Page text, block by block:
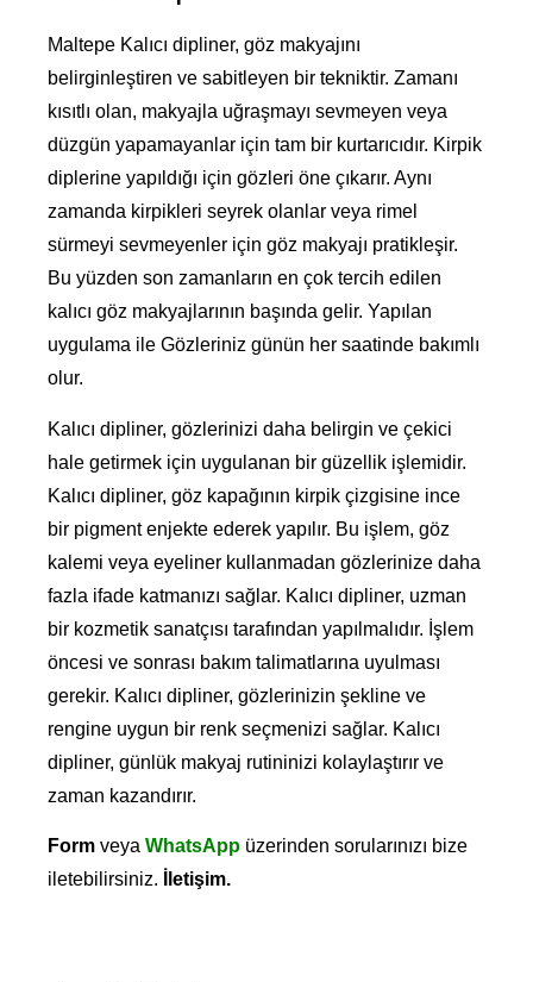
Maltepe Kalıcı dipliner, göz makyajını
belirginleştiren ve sabitleyen bir tekniktir. Zamanı
kısıtlı olan, makyajla uğraşmayı sevmeyen veya
düzgün yapamayanlar için tam bir kurtarıcıdır. Kirpik
diplerine yapıldığı için gözleri öne çıkarır. Aynı
zamanda kirpikleri seyrek olanlar veya rimel
sürmeyi sevmeyenler için göz makyajı pratikleşir.
Bu yüzden son zamanların en çok tercih edilen
kalıcı göz makyajlarının başında gelir. Yapılan
uygulama ile Gözleriniz günün her saatinde bakımlı
olur.
Kalıcı dipliner, gözlerinizi daha belirgin ve çekici
hale getirmek için uygulanan bir güzellik işlemidir.
Kalıcı dipliner, göz kapağının kirpik çizgisine ince
bir pigment enjekte ederek yapılır. Bu işlem, göz
kalemi veya eyeliner kullanmadan gözlerinize daha
fazla ifade katmanızı sağlar. Kalıcı dipliner, uzman
bir kozmetik sanatçısı tarafından yapılmalıdır. İşlem
öncesi ve sonrası bakım talimatlarına uyulması
gerekir. Kalıcı dipliner, gözlerinizin şekline ve
rengine uygun bir renk seçmenizi sağlar. Kalıcı
dipliner, günlük makyaj rutininizi kolaylaştırır ve
zaman kazandırır.
Form veya WhatsApp üzerinden sorularınızı bize
iletebilirsiniz.
İletişim.